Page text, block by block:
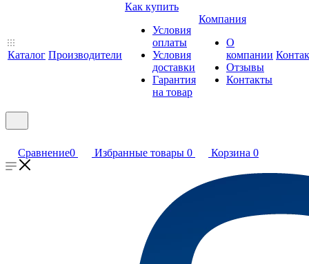
Каталог Производители
Как купить
Условия
оплаты
Условия
доставки
Гарантия
на товар
Компания
О
компании
Отзывы
Контакты
Сравнение0 Избранные товары 0 Корзина 0